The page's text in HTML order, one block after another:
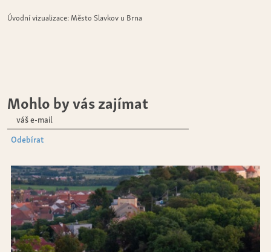
Úvodní vizualizace: Město Slavkov u Brna
Mohlo by vás zajímat
Odebírat